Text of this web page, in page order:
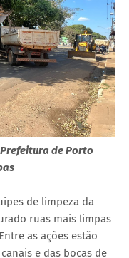
de Porto
de limpeza da
ruas mais limpas
as ações estão
e das bocas de